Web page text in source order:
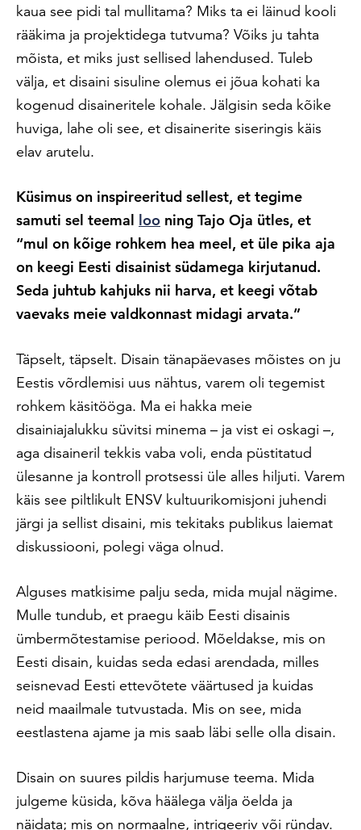
kaua see pidi tal mullitama? Miks ta ei läinud kooli
rääkima ja projektidega tutvuma? Võiks ju tahta
mõista, et miks just sellised lahendused. Tuleb
välja, et disaini sisuline olemus ei jõua kohati ka
kogenud disaineritele kohale. Jälgisin seda kõike
huviga, lahe oli see, et disainerite siseringis käis
elav arutelu.
Küsimus on inspireeritud sellest, et tegime
samuti sel teemal loo ning Tajo Oja ütles, et
“mul on kõige rohkem hea meel, et üle pika aja
on keegi Eesti disainist südamega kirjutanud.
Seda juhtub kahjuks nii harva, et keegi võtab
vaevaks meie valdkonnast midagi arvata.”
Täpselt, täpselt. Disain tänapäevases mõistes on ju
Eestis võrdlemisi uus nähtus, varem oli tegemist
rohkem käsitööga. Ma ei hakka meie
disainiajalukku süvitsi minema – ja vist ei oskagi –,
aga disaineril tekkis vaba voli, enda püstitatud
ülesanne ja kontroll protsessi üle alles hiljuti. Varem
käis see piltlikult ENSV kultuurikomisjoni juhendi
järgi ja sellist disaini, mis tekitaks publikus laiemat
diskussiooni, polegi väga olnud.
Alguses matkisime palju seda, mida mujal nägime.
Mulle tundub, et praegu käib Eesti disainis
ümbermõtestamise periood. Mõeldakse, mis on
Eesti disain, kuidas seda edasi arendada, milles
seisnevad Eesti ettevõtete väärtused ja kuidas
neid maailmale tutvustada. Mis on see, mida
eestlastena ajame ja mis saab läbi selle olla disain.
Disain on suures pildis harjumuse teema. Mida
julgeme küsida, kõva häälega välja öelda ja
näidata; mis on normaalne, intrigeeriv või ründav.